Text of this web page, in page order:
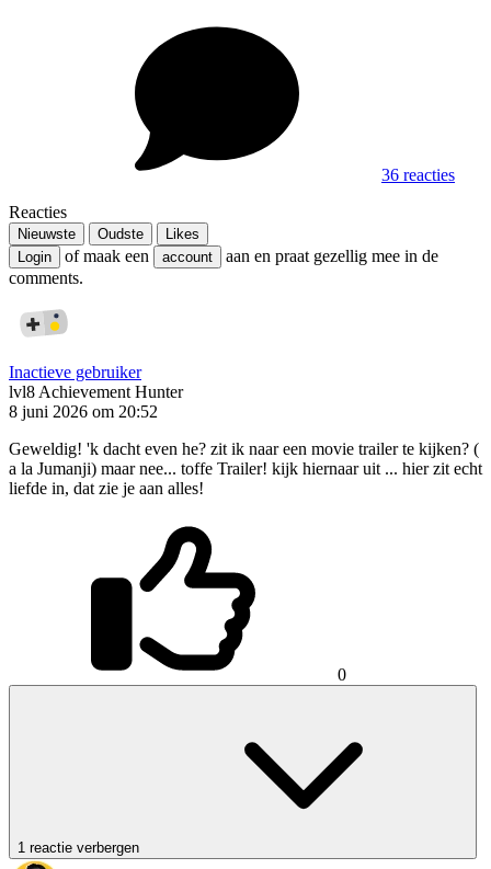
36 reacties
Reacties
Nieuwste Oudste
Likes
Login
of maak een account
aan en praat gezellig mee in de
comments.
Inactieve gebruiker
lvl8 Achievement Hunter
8 juni 2026 om 20:52
Geweldig! 'k dacht even he? zit ik naar een movie trailer te kijken? (
a la Jumanji) maar nee... toffe Trailer! kijk hiernaar uit ... hier zit echt
liefde in, dat zie je aan alles!
0
1 reactie verbergen